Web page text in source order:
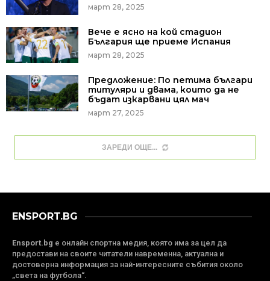
март 28, 2025
Вече е ясно на кой стадион
България ще приеме Испания
март 28, 2025
Предложение: По петима българи
титуляри и двама, които да не
бъдат изкарвани цял мач
март 27, 2025
ЗАРЕДИ ОЩЕ
ENSPORT.BG
Ensport.bg е онлайн спортна медия, която има за цел да
предостави на своите читатели навременна, актуална и
достоверна информация за най-интересните събития около
„света на футбола“.